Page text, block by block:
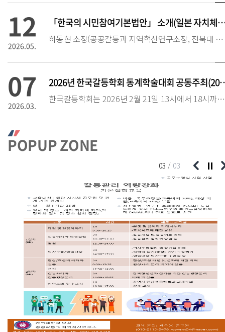
12
2026.05.
「한국의 시민참여기본법안」 소개(일
하동현 소장(공공갈등과 지역혁신연구소장, 전북대 행정학과)은 전북대학교 부설 공공갈등과 지역혁신연구소 및 한국갈등학회 회원들과 논의해 온 「시민참여기본법안」의 주요 내용을 일본 학
07
2026.03.
2026년 한국갈등학
한국갈등학회는 2026년 2월 21일 13시에서 18시까지 과학기술컨벤션센터에서 2026년 동계 정기학술대회를 진행하였습니다."갈등관리의 새로운 모색과 진화Ⅱ: 참여와 숙의의 제도
30 전북대 부설 공공갈등과 지역혁신연구소 가 지난
29
2025.11.
POPUP ZONE
03 / 03